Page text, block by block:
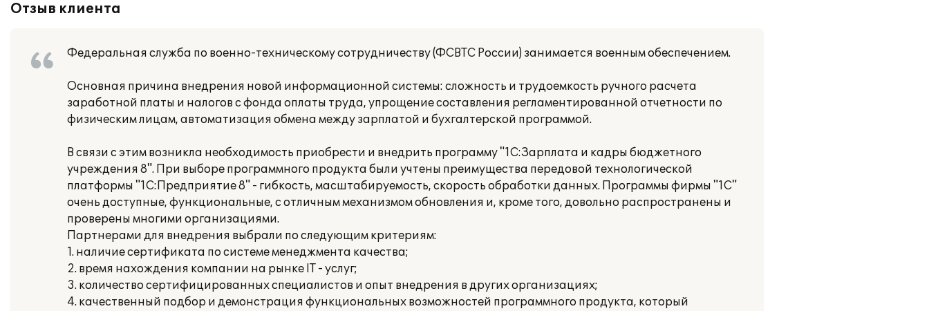
Отзыв клиента
Федеральная служба по военно-техническому сотрудничеству (ФСВТС России) занимается военным обеспечением.
Основная причина внедрения новой информационной системы: сложность и трудоемкость ручного расчета
заработной платы и налогов с фонда оплаты труда, упрощение составления регламентированной отчетности по
физическим лицам, автоматизация обмена между зарплатой и бухгалтерской программой.
В связи с этим возникла необходимость приобрести и внедрить программу "1С:Зарплата и кадры бюджетного
учреждения 8". При выборе программного продукта были учтены преимущества передовой технологической
платформы "1С:Предприятие 8" - гибкость, масштабируемость, скорость обработки данных. Программы фирмы "1С"
очень доступные, функциональные, с отличным механизмом обновления и, кроме того, довольно распространены и
проверены многими организациями.
Партнерами для внедрения выбрали по следующим критериям:
1. наличие сертификата по системе менеджмента качества;
2. время нахождения компании на рынке IT - услуг;
3. количество сертифицированных специалистов и опыт внедрения в других организациях;
4. качественный подбор и демонстрация функциональных возможностей программного продукта, который